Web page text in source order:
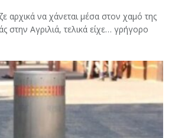
αρχικά να χάνεται μέσα στον χαμό της
στην Αγριλιά, τελικά είχε… γρήγορο